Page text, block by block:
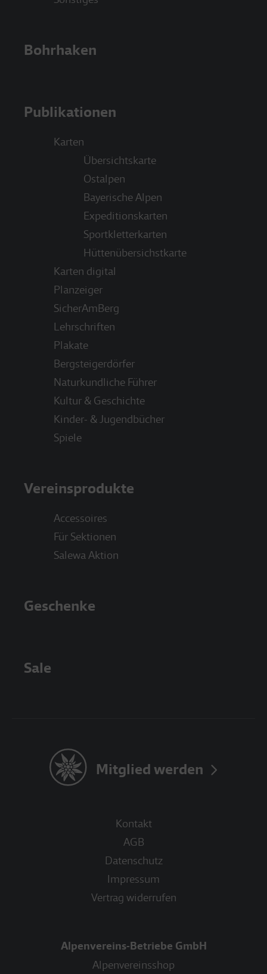
Bohrhaken
Publikationen
Karten
Übersichtskarte
Ostalpen
Bayerische Alpen
Expeditionskarten
Sportkletterkarten
Hüttenübersichstkarte
Karten digital
Planzeiger
SicherAmBerg
Lehrschriften
Plakate
Bergsteigerdörfer
Naturkundliche Führer
Kultur & Geschichte
Kinder- & Jugendbücher
Spiele
Vereinsprodukte
Accessoires
Für Sektionen
Salewa Aktion
Geschenke
Sale
Kontakt
AGB
Datenschutz
Impressum
Vertrag widerrufen
Alpenvereins-Betriebe GmbH
Alpenvereinsshop
Mitglied werden